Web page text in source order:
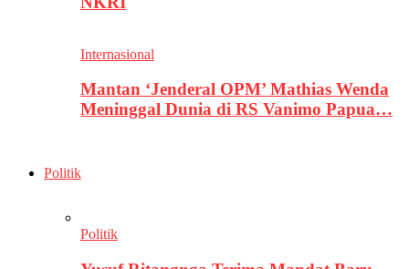
Internasional
Mantan ‘Jenderal OPM’ Mathias Wenda
Meninggal Dunia di RS Vanimo Papua…
Politik
Politik